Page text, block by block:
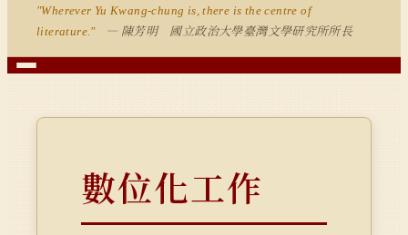
"Wherever Yu Kwang-chung is, there is the centre of
literature."
— 陳芳明 國立政治大學臺灣文學研究所所長
數位化工作